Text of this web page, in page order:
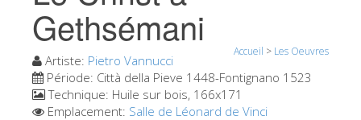
L' avis des visiteurs
Explorer la Galerie
Réserver
Gethsémani
Accueil > Les Oeuvres
Artiste: Pietro Vannucci
Période: Città della Pieve 1448-Fontignano 1523
Technique: Huile sur bois, 166x171
Emplacement: Salle de Léonard de Vinci